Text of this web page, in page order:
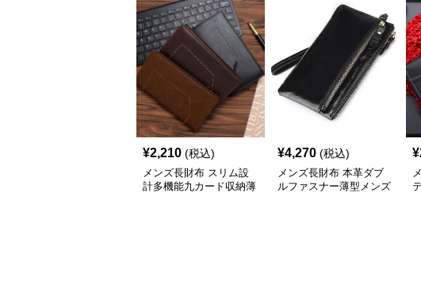
¥2,210 (税込)
メンズ長財布 スリム設
計多機能九カード収納薄
¥4,270 (税込)
メンズ長財布 本革ダブ
ルファスナー薄型メンズ
¥